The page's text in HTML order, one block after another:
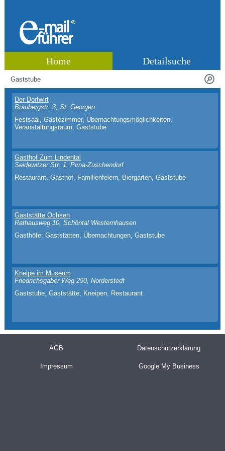
Home Detailsuche
Der Dorfwirt
Bräubergstr. 3, St. Georgen
Festsaal, Gästezimmer, Übernachtungsmöglichkeiten,
Veranstaltungsraum, Gaststube
Gasthof Zum Lindental
Seidewitzer Str. 1, Pirna-Zuschendorf
Restaurant, Gasthof, Familienfeiern, Biergarten, Gaststube
Gaststätte Ochsen
Rathausweg 10, Schöntal Westernhausen
Gasthöfe, Gaststätten, Übernachtungen, Gaststube
Kneipe im Museum
Friedrichsgaber Weg 290, Norderstedt
Gaststube, Gaststätte, Kneipen, Restaurant
AGB Datenschutzerklärung
Impressum Google My Business